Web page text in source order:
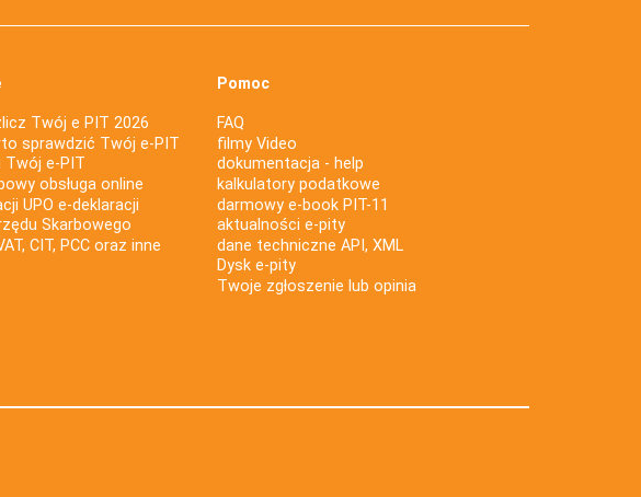
Twój e PIT 2026
sprawdzić Twój e-PIT
Twój e-PIT
obsługa online
UPO e-deklaracji
Skarbowego
CIT, PCC oraz inne
Pomoc
FAQ
filmy Video
dokumentacja - help
kalkulatory podatkowe
darmowy e-book PIT-11
aktualności e-pity
dane techniczne API, XML
Dysk e-pity
Twoje zgłoszenie lub opinia